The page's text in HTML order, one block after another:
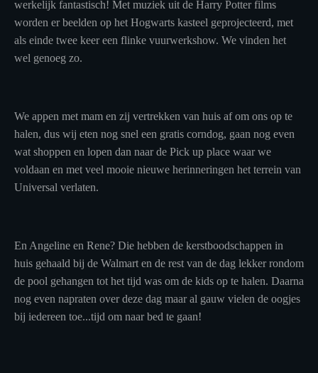
werkelijk fantastisch! Met muziek uit de Harry Potter films
worden er beelden op het Hogwarts kasteel geprojecteerd, met
als einde twee keer een flinke vuurwerkshow. We vinden het
wel genoeg zo.
We appen met mam en zij vertrekken van huis af om ons op te
halen, dus wij eten nog snel een gratis corndog, gaan nog even
wat shoppen en lopen dan naar de Pick up place waar we
voldaan en met veel mooie nieuwe herinneringen het terrein van
Universal verlaten.
En Angeline en Rene? Die hebben de kerstboodschappen in
huis gehaald bij de Walmart en de rest van de dag lekker rondom
de pool gehangen tot het tijd was om de kids op te halen. Daarna
nog even napraten over deze dag maar al gauw vielen de oogjes
bij iedereen toe...tijd om naar bed te gaan!